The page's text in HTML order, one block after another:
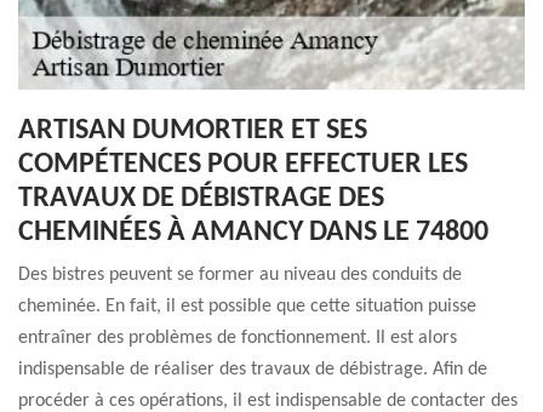
ARTISAN DUMORTIER ET SES
COMPÉTENCES POUR EFFECTUER LES
TRAVAUX DE DÉBISTRAGE DES
CHEMINÉES À AMANCY DANS LE 74800
Des bistres peuvent se former au niveau des conduits de
cheminée. En fait, il est possible que cette situation puisse
entraîner des problèmes de fonctionnement. Il est alors
indispensable de réaliser des travaux de débistrage. Afin de
procéder à ces opérations, il est indispensable de contacter des